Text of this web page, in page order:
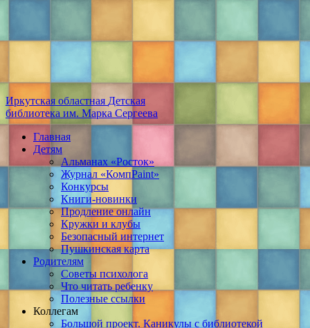
Иркутская областная Детская
библиотека им. Марка Сергеева
Главная
Детям
Альманах «Росток»
Журнал «КомпPaint»
Конкурсы
Книги-новинки
Продление онлайн
Кружки и клубы
Безопасный интернет
Пушкинская карта
Родителям
Советы психолога
Что читать ребенку
Полезные ссылки
Коллегам
Большой проект. Каникулы с библиотекой